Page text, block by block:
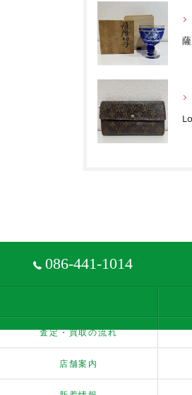
086-441-1014
査定・買取の流れ
店舗案内